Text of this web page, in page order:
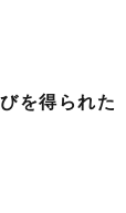
を得られた